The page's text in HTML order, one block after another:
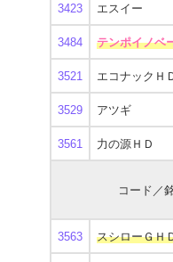
3423 エスイー
3484 テンポイノベ
3521 エコナックＨ
3529 アツギ
3561 力の源ＨＤ
コード／
3563 スシローＧＨ